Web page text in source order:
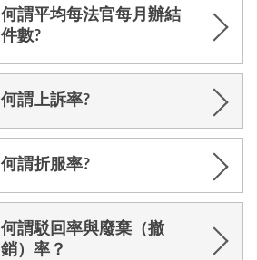
何謂平均每法官每月辦結
件數?
何謂上訴率?
何謂折服率?
何謂駁回率與廢棄（撤
銷）率？